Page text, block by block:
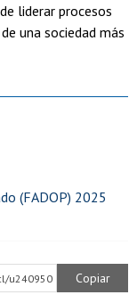
(FADOP) 2025
liderar procesos
una sociedad más
u240950 Copiar